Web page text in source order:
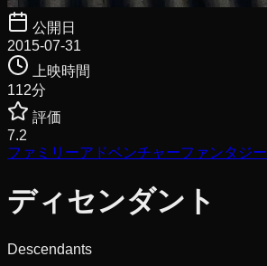
公開日
2015-07-31
上映時間
112分
評価
7.2
ファミリーアドベンチャーファンタジー
ディセンダント
Descendants